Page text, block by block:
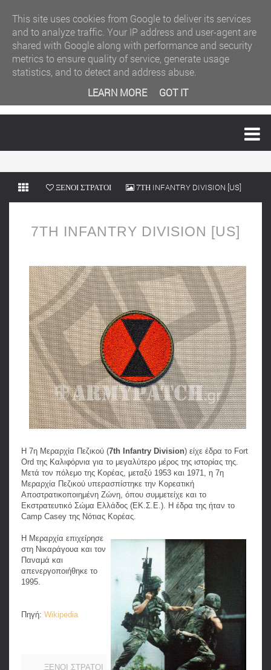
ΞΕΝΟΙ ΣΤΡΑΤΟΙ 7ΤΗ INFANTRY DIVISION [US]
7ΤΗ INFANTRY DIVISION [US]
Η 7η Μεραρχία Πεζικού (7th Infantry Division) είχε έδρα το Fort
Ord της Καλιφόρνια για το μεγαλύτερο μέρος της ιστορίας της.
Μετά τον πόλεμο της Κορέας, μεταξύ 1953 και 1971, η 7η
Μεραρχία Πεζικού υπερασπίστηκε την Κορεατική
Αποστρατικοποιημένη Ζώνη, όπου συμμετείχε και το
Εκστρατευτικό Σώμα Ελλάδος (ΕΚ.Σ.Ε.). Η έδρα της ήταν το
Camp Casey της Νότιας Κορέας.
Η Μεραρχία επιχείρησε
στη Νικαράγουα και τον
Παναμά και
απενεργοποιήθηκε το
1995.
Πηγή: Wikipedia
ΞΕΝΟΙ ΣΤΡΑΤΟΙ
This site uses cookies from Google to deliver its services
and to analyze traffic. Your IP address and user-agent are
shared with Google along with performance and security
metrics to ensure quality of service, generate usage
statistics, and to detect and address abuse.
LEARN MORE
GOT IT